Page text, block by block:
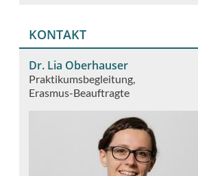
KONTAKT
Dr. Lia Oberhauser
Praktikumsbegleitung
Erasmus-Beauftragte